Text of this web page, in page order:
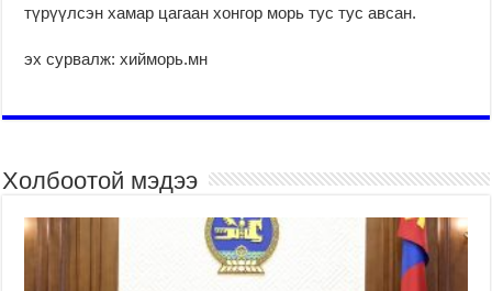
түрүүлсэн хамар цагаан хонгор морь тус тус авсан.
эх сурвалж: хийморь.мн
Холбоотой мэдээ